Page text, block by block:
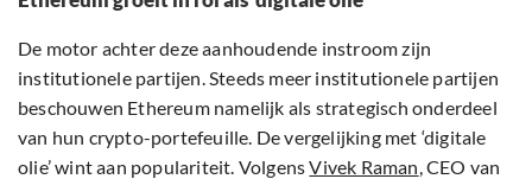
De motor achter deze aanhoudende instroom zijn
institutionele partijen. Steeds meer institutionele partijen
beschouwen Ethereum namelijk als strategisch onderdeel
van hun crypto-portefeuille. De vergelijking met ‘digitale
olie’ wint aan populariteit. VolgensVivek Raman, CEO van